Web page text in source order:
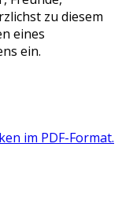
zu diesem
eines
ein.
im PDF-Format.